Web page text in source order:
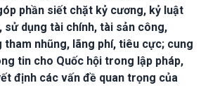
phần siết chặt kỷ cương, kỷ luật
sử dụng tài chính, tài sản công,
tham nhũng, lãng phí, tiêu cực; cung
tin cho Quốc hội trong lập pháp,
định các vấn đề quan trọng của